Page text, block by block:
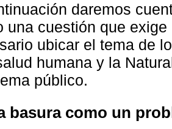
daremos
una cuestión que
ubicar el tema de
humana y la
público.
basura como un